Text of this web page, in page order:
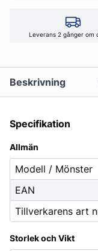
Leverans 2 gånger om
Beskrivning
Specifikation
Allmän
Modell / Mönster
EAN
Tillverkarens art
Storlek och Vikt